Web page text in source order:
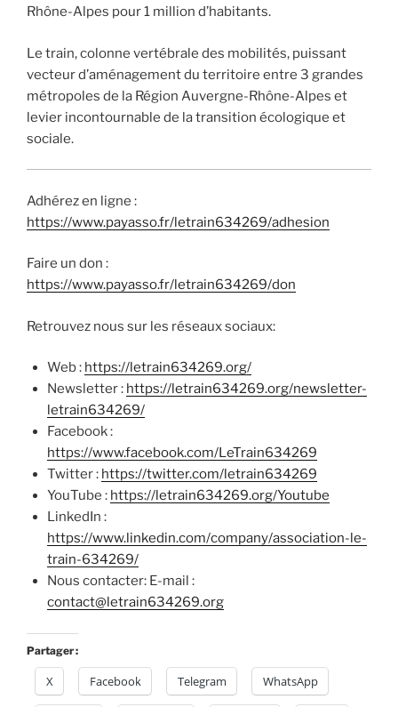
Rhône-Alpes pour 1 million d’habitants.
Le train, colonne vertébrale des mobilités, puissant
vecteur d’aménagement du territoire entre 3 grandes
métropoles de la Région Auvergne-Rhône-Alpes et
levier incontournable de la transition écologique et
sociale.
Adhérez en ligne :
https://www.payasso.fr/letrain634269/adhesion
Faire un don :
https://www.payasso.fr/letrain634269/don
Retrouvez nous sur les réseaux sociaux:
Web : https://letrain634269.org/
Newsletter : https://letrain634269.org/newsletter-
letrain634269/
Facebook :
https://www.facebook.com/LeTrain634269
Twitter : https://twitter.com/letrain634269
YouTube : https://letrain634269.org/Youtube
LinkedIn :
https://www.linkedin.com/company/association-le-
train-634269/
Nous contacter: E-mail :
contact@letrain634269.org
Partager :
X Facebook Telegram WhatsApp